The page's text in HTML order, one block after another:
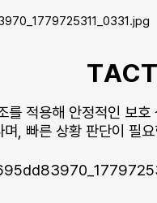
를 적용해 안정적인 보
, 빠른 상황 판단이 필